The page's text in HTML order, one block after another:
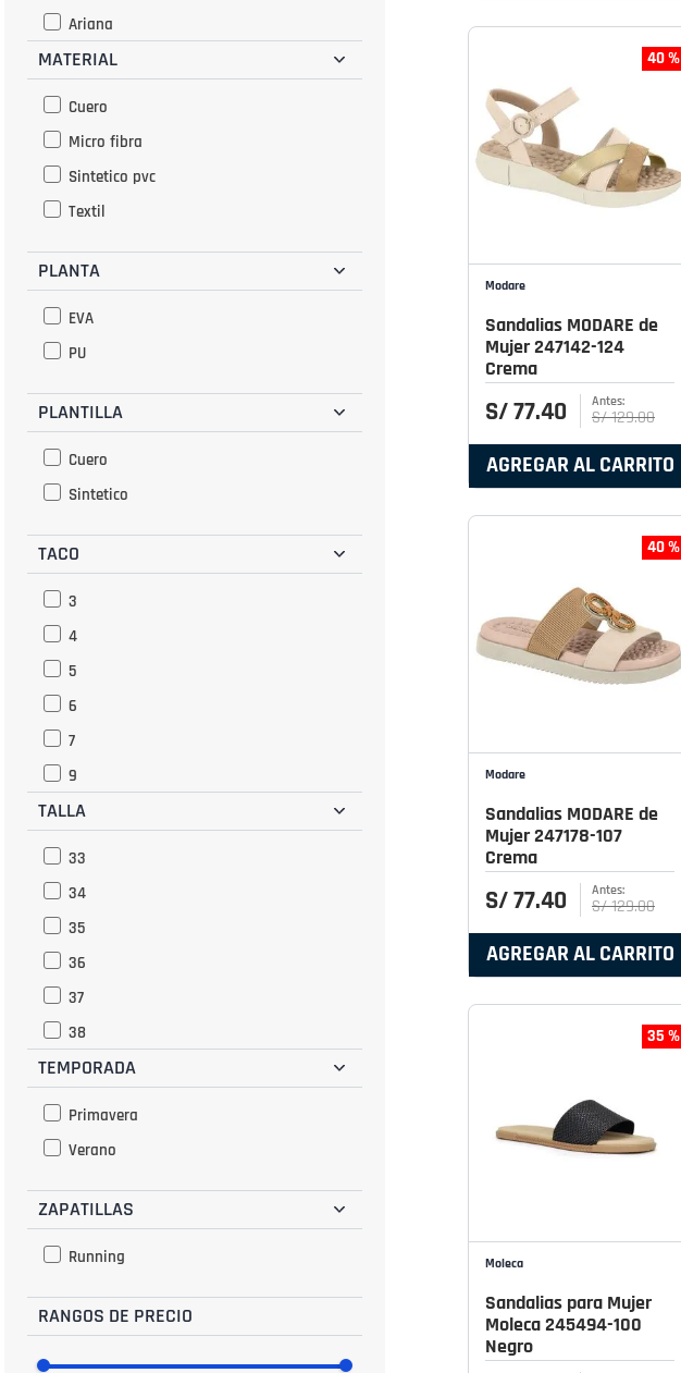
Nude
Plata
Rojo
Rosado
Vino
Hueso
Jade
Ariana
Pariss
MATERIAL
Cuero
Micro fibra
Sintetico pvc
Textil
PLANTA
EVA
PU
PLANTILLA
Cuero
Sintetico
TACO
3
4
5
6
7
9
TALLA
33
34
35
36
37
38
39
BR 37
TEMPORADA
Primavera
Verano
ZAPATILLAS
Running
RANGOS DE PRECIO
40 %
Modare
Sandalias MODARE de
Mujer 247142-124
Crema
S/77.40 S/129.00
AGREGAR AL CARRITO
40 %
Modare
Sandalias MODARE de
Mujer 247178-107
Crema
S/77.40 S/129.00
AGREGAR AL CARRITO
35 %
Moleca
Sandalias para Mujer
Moleca 245494-100
Negro